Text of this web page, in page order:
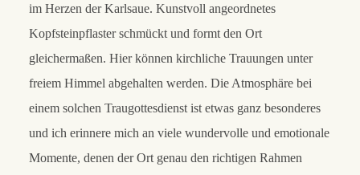
im Herzen der Karlsaue. Kunstvoll angeordnetes
Kopfsteinpflaster schmückt und formt den Ort
gleichermaßen. Hier können kirchliche Trauungen unter
freiem Himmel abgehalten werden. Die Atmosphäre bei
einem solchen Traugottesdienst ist etwas ganz besonderes
und ich erinnere mich an viele wundervolle und emotionale
Momente, denen der Ort genau den richtigen Rahmen